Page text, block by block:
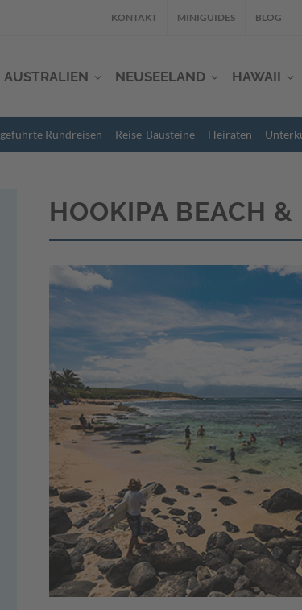
KONTAKT MINIGUIDES BLOG
AUSTRALIEN NEUSEELAND HAWAII
geführte Rundreisen Reise-Bausteine Heiraten
HOOKIPA BEACH &